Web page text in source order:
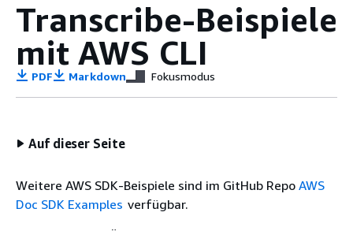
Transcribe-Beispiele
mit AWS CLI
PDF Markdown Fokusmodus
Auf dieser Seite
Weitere AWS SDK-Beispiele sind im GitHub Repo AWS
Doc SDK Examples verfügbar.